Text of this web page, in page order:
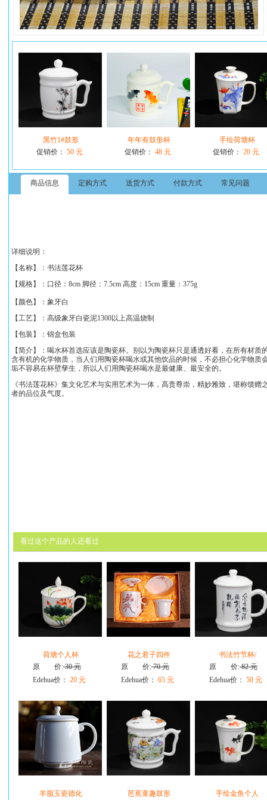
黑竹1#鼓形
促销价： 50 元
年年有鼓形杯
促销价： 48 元
手绘荷塘杯
促销价： 20 元
商品信息 定购方式 送货方式 付款方式 常见问题
详细说明：
【名称】： 书法莲花杯
【规格】：口径：8cm 脚径：7.5cm 高度：15cm 重量：375g
【颜色】：象牙白
【工艺】：高级象牙白瓷泥1300以上高温烧制
【包装】：锦盒包装
【简介】：喝水杯首选应该是陶瓷杯。别以为陶瓷杯只是通透好看，在所有材
含有机的化学物质，当人们用陶瓷杯喝水或其他饮品的时候，不必担心化学物
垢不容易在杯壁孳生，所以人们用陶瓷杯喝水是最健康、最安全的。
《书法莲花杯》集文化艺术与实用艺术为一体，高贵尊崇，精妙雅致，堪称馈
者的品位及气度。
看过这个产品的人还看过
荷塘个人杯
原 价:30 元
Edehua价： 20 元
花之君子四件
原 价:70 元
Edehua价： 65 元
书法竹节杯/
原 价:82 元
Edehua价： 50 元
羊脂玉瓷德化
芭蕉童趣鼓形
手绘金鱼个人